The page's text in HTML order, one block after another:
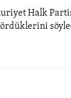
Halk